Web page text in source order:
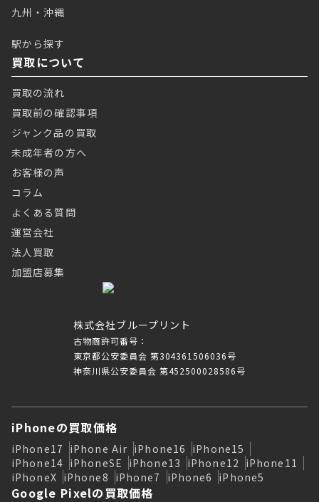
株式会社ブループリント
古物商許可番号：
東京都公安委員会 第304361506036号
神奈川県公安委員会 第452500028586号
九州・沖縄
駅から探す
買取について
買取の流れ
買取前の確認事項
ジャンク品の買取
未成年者の方へ
お客様の声
コラム
よくある質問
運営会社
法人買取
加盟店募集
iPhoneの買取価格
iPhone17 iPhone Air iPhone16 iPhone15
iPhone14 iPhoneSE iPhone13 iPhone12 iPhone11
iPhoneX iPhone8 iPhone7 iPhone6 iPhone5
Google Pixelの買取価格